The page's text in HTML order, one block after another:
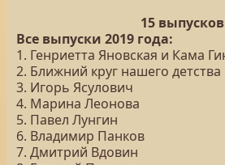
15 выпусков
Все выпуски 2019 года:
1. Генриетта Яновская и Кама
2. Ближний круг нашего детства
3. Игорь Ясулович
4. Марина Леонова
5. Павел Лунгин
6. Владимир Панков
7. Дмитрий Вдовин